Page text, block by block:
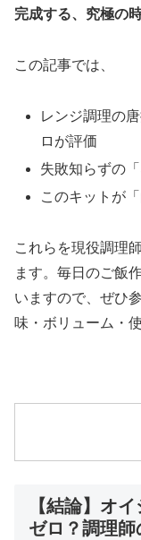
完成する、究極の
この記事では、
レンジ調理の
ロが評価
失敗知らずの
このキットが
これらを現役調理
ます。毎日のご飯
いますので、ぜひ
味・ボリューム・
【結論】オ
ゼロ？調理